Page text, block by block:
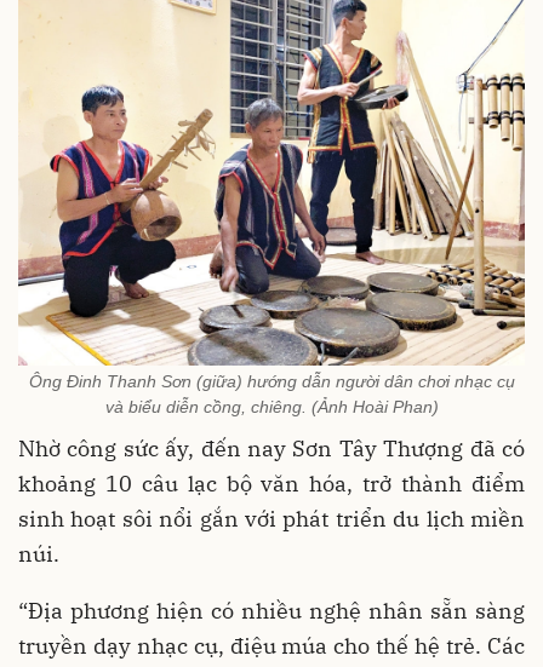
Ông Đinh Thanh Sơn (giữa) hướng dẫn người dân chơi nhạc cụ
và biểu diễn cồng, chiêng. (Ảnh Hoài Phan)
Nhờ công sức ấy, đến nay Sơn Tây Thượng đã có
khoảng 10 câu lạc bộ văn hóa, trở thành điểm
sinh hoạt sôi nổi gắn với phát triển du lịch miền
núi.
“Địa phương hiện có nhiều nghệ nhân sẵn sàng
truyền dạy nhạc cụ, điệu múa cho thế hệ trẻ. Các